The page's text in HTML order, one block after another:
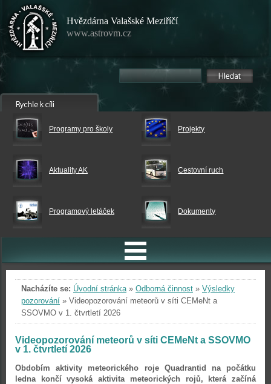
Hvězdárna Valašské Meziříčí
www.astrovm.cz
Programy pro školy Projekty
Aktuality AK Cestovní ruch
Programový letáček Dokumenty
Nacházíte se: Úvodní stránka» Odborná činnost » Výsledky
pozorování » Videopozorování meteorů v síti CEMeNt a
SSOVMO v 1. čtvrtletí 2026
Videopozorování meteorů v síti CEMeNt a SSOVMO
v 1. čtvrtletí 2026
Obdobím aktivity meteorického roje Quadrantid na počátku
ledna končí vysoká aktivita meteorických rojů, která začíná